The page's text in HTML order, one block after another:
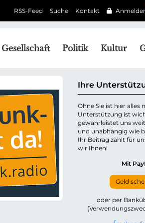
Kontakt
Suche
RSS-Feed
Gesellschaft Politik Kultur
Ihre
Ohne Sie ist hier alles
Unterstützung ist
gewährleistet uns
und unabhängig wie
Ihr Beitrag zählt für
wir Ihnen!
Mit
Geld
oder per